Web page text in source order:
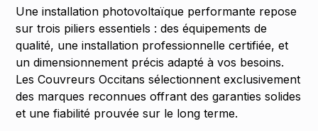
Une installation photovoltaïque performante repose
sur trois piliers essentiels : des équipements de
qualité, une installation professionnelle certifiée, et
un dimensionnement précis adapté à vos besoins.
Les Couvreurs Occitans sélectionnent exclusivement
des marques reconnues offrant des garanties solides
et une fiabilité prouvée sur le long terme.